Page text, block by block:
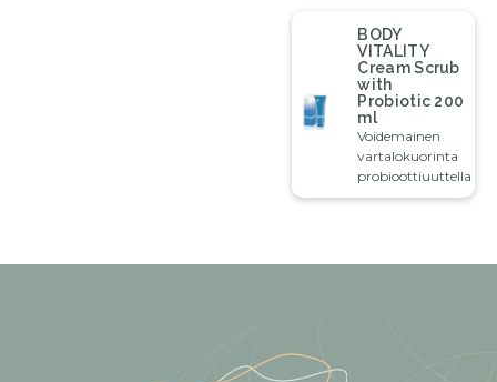
BODY
VITALITY
Cream Scrub
with
Probiotic 200
ml
Voidemainen
vartalokuorinta
probioottiuuttella